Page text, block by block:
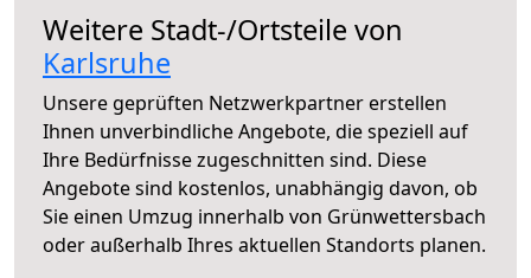
Weitere Stadt-/Ortsteile von
Karlsruhe
Unsere geprüften Netzwerkpartner erstellen
Ihnen unverbindliche Angebote, die speziell auf
Ihre Bedürfnisse zugeschnitten sind. Diese
Angebote sind kostenlos, unabhängig davon, ob
Sie einen Umzug innerhalb von Grünwettersbach
oder außerhalb Ihres aktuellen Standorts planen.